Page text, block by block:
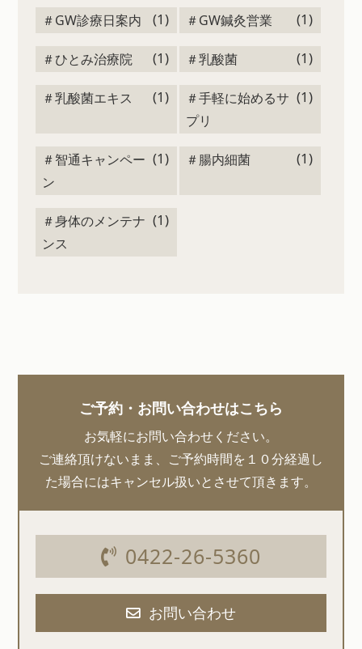
＃GW診療日案内 (1) ＃GW鍼灸営業 (1)
＃ひとみ治療院 (1) ＃乳酸菌 (1)
＃乳酸菌エキス (1)
＃手軽に始めるサ
プリ
(1)
＃智通キャンペー
ン
(1) ＃腸内細菌 (1)
＃身体のメンテナ
ンス
(1)
ご予約・お問い合わせはこちら
お気軽にお問い合わせください。
ご連絡頂けないまま、ご予約時間を１０分経過し
た場合にはキャンセル扱いとさせて頂きます。
0422-26-5360
お問い合わせ